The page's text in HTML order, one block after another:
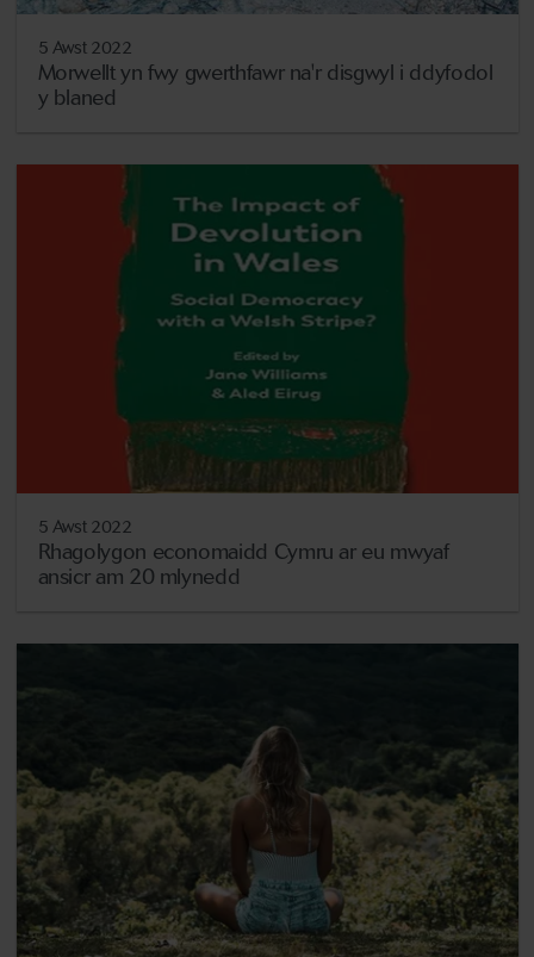
5 Awst 2022
Morwellt yn fwy gwerthfawr na'r disgwyl i ddyfodol
y blaned
5 Awst 2022
Rhagolygon economaidd Cymru ar eu mwyaf
ansicr am 20 mlynedd